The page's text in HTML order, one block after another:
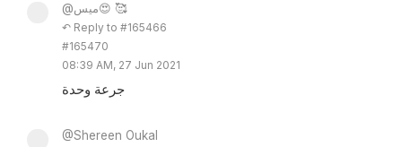
@ميس😍 🥰
↶ Reply to #165466
#165470
08:39 AM, 27 Jun 2021
جرعة وحدة
@Shereen Oukal